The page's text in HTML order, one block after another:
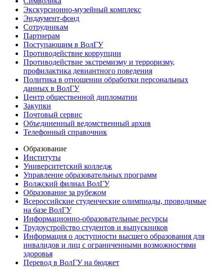
Экскурсионно-музейный комплекс
Эндаумент-фонд
Сотрудникам
Партнерам
Поступающим в ВолГУ
Противодействие коррупции
Противодействие экстремизму и терроризму,
профилактика девиантного поведения
Политика в отношении обработки персональных
данных в ВолГУ
Центр общественной дипломатии
Закупки
Почтовый сервис
Объединенный ведомственный архив
Телефонный справочник
Образование
Институты
Университетский колледж
Управление образовательных программ
Волжский филиал ВолГУ
Образование за рубежом
Всероссийские студенческие олимпиады, проводимые
на базе ВолГУ
Информационно-образовательные ресурсы
Трудоустройство студентов и выпускников
Информация о доступности высшего образования для
инвалидов и лиц с ограниченными возможностями
здоровья
Перевод в ВолГУ на бюджет